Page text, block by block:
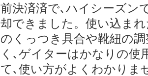
前決済済で､ハイシーズン
却できました。使い込ま
のくっつき具合や靴紐の
く､ゲイターはかなりの使
て､使い方がよくわかりま